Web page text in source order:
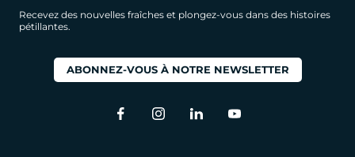
Recevez des nouvelles fraîches et plongez-vous dans des histoires
pétillantes.
ABONNEZ-VOUS À NOTRE NEWSLETTER